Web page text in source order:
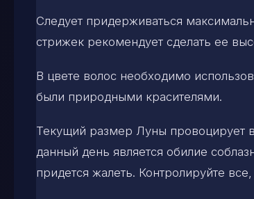
Следует придерживаться
стрижек рекомендует сделать ее
В цвете волос необходимо
были природными красителями.
Текущий размер Луны провоцирует
данный день является обилие
придется жалеть. Контролируйте